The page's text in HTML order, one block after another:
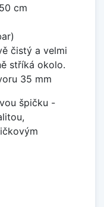
cm
čistý a velmi
stříká okolo.
35 mm
špičku -